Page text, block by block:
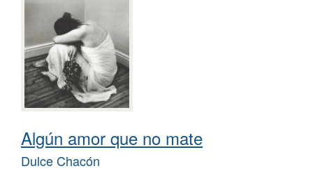
Algún amor que no mate
Dulce Chacón